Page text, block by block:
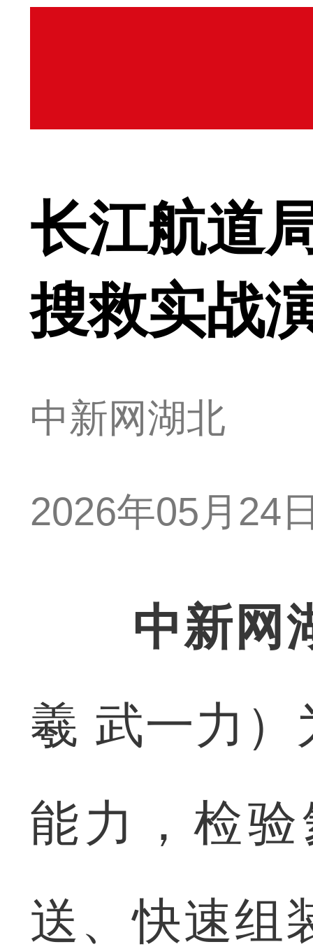
长江航道
搜救实战
中新网湖北
2026年05月24
中新网
羲 武一力
能力，检
送、快速组